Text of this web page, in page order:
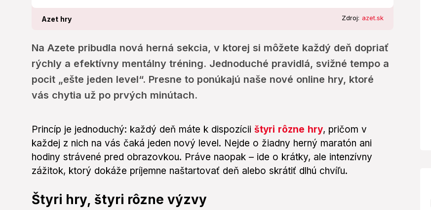
Azet hry Zdroj: azet.sk
Na Azete pribudla nová herná sekcia, v ktorej si môžete každý deň dopriať
rýchly a efektívny mentálny tréning. Jednoduché pravidlá, svižné tempo a
pocit „ešte jeden level“. Presne to ponúkajú naše nové online hry, ktoré
vás chytia už po prvých minútach.
Princíp je jednoduchý: každý deň máte k dispozícii štyri rôzne hry, pričom v
každej z nich na vás čaká jeden nový level. Nejde o žiadny herný maratón ani
hodiny strávené pred obrazovkou. Práve naopak – ide o krátky, ale intenzívny
zážitok, ktorý dokáže príjemne naštartovať deň alebo skrátiť dlhú chvíľu.
Štyri hry, štyri rôzne výzvy